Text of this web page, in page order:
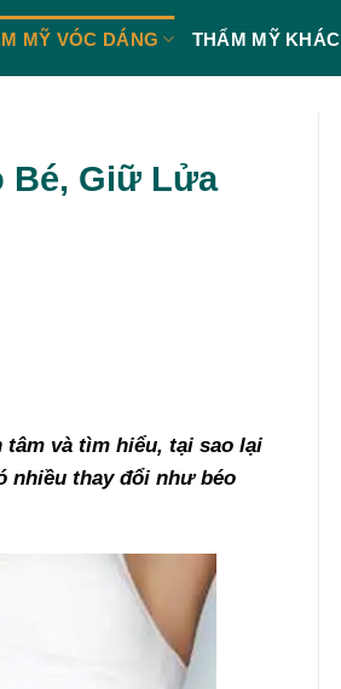
MỸ VÓC DÁNG THẨM MỸ KHÁC
Bé, Giữ Lửa
tâm và tìm hiểu, tại sao lại
nhiều thay đổi như béo